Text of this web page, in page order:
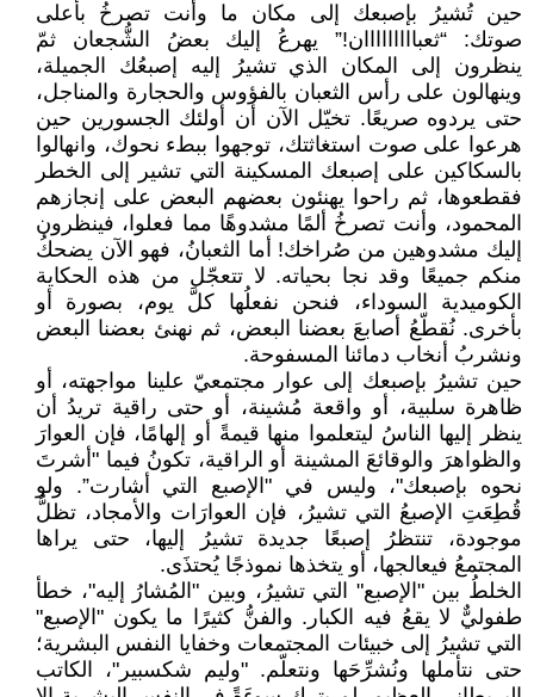
حين تُشيرُ بإصبعك إلى مكان ما وأنت تصرخُ بأعلى
صوتك: “ثعبااااااااان!” يهرعُ إليك بعضُ الشُّجعان ثمّ
ينظرون إلى المكان الذي تشيرُ إليه إصبعُك الجميلة،
وينهالون على رأس الثعبان بالفؤوس والحجارة والمناجل،
حتى يردوه صريعًا. تخيّل الآن أن أولئك الجسورين حين
هرعوا على صوت استغاثتك، توجهوا ببطء نحوك، وانهالوا
بالسكاكين على إصبعك المسكينة التي تشير إلى الخطر
فقطعوها، ثم راحوا يهنئون بعضهم البعض على إنجازهم
المحمود، وأنت تصرخُ ألمًا مشدوهًا مما فعلوا، فينظرون
إليك مشدوهين من صُراخك! أما الثعبانُ، فهو الآن يضحكُ
منكم جميعًا وقد نجا بحياته. لا تتعجّل من هذه الحكاية
الكوميدية السوداء، فنحن نفعلُها كلَّ يوم، بصورة أو
بأخرى. نُقطّعُ أصابعَ بعضنا البعض، ثم نهنئ بعضنا البعض
ونشربُ أنخاب دمائنا المسفوحة.
حين تشيرُ بإصبعك إلى عوار مجتمعيّ علينا مواجهته، أو
ظاهرة سلبية، أو واقعة مُشينة، أو حتى راقية تريدُ أن
ينظر إليها الناسُ ليتعلموا منها قيمةً أو إلهامًا، فإن العوارَ
والظواهرَ والوقائعَ المشينة أو الراقية، تكونُ فيما "أشرتَ
نحوه بإصبعك"، وليس في "الإصبع التي أشارت”. ولو
قُطِعَتِ الإصبعُ التي تشيرُ، فإن العوارَات والأمجاد، تظلُّ
موجودة، تنتظرُ إصبعًا جديدة تشيرُ إليها، حتى يراها
المجتمعُ فيعالجها، أو يتخذها نموذجًا يُحتذَى.
الخلطُ بين "الإصبع" التي تشيرُ، وبين "المُشارُ إليه"، خطأ
طفوليٌّ لا يقعُ فيه الكبار. والفنُّ كثيرًا ما يكون "الإصبع"
التي تشيرُ إلى خبيئات المجتمعات وخفايا النفس البشرية؛
حتى نتأملها ونُشرِّحَها ونتعلّم. "وليم شكسبير"، الكاتب